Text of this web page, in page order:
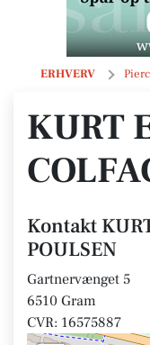
ERHVERV
KURT EDVARD
KURT
Kontakt
POULSEN
Gartnervænget 5
6510 Gram
CVR: 16575887